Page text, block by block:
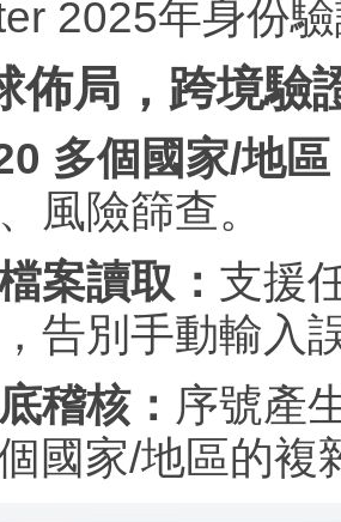
2025年身份
佈局，跨境驗
多個國家/地區
風險篩查。
案讀取： 支援
告別手動輸入
稽核： 序號產
國家/地區的複